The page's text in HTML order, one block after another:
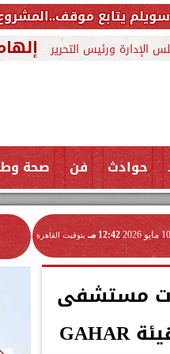
القومي لضبط
الإدارة ورئيس التحرير
حوادث فن صحة
12:42 مـ بتوقيت القاهرة
مستشفى